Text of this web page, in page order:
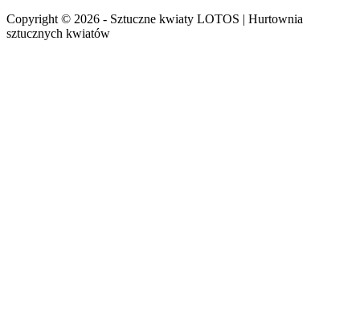
Copyright © 2026 - Sztuczne kwiaty LOTOS | Hurtownia
sztucznych kwiatów